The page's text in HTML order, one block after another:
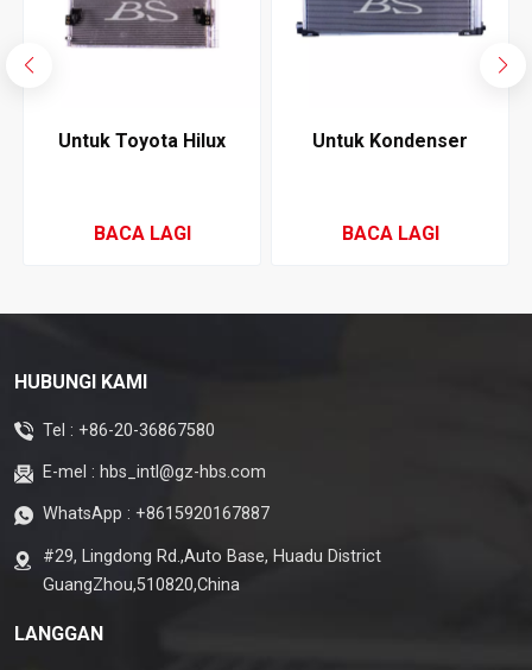
Untuk Toyota Hilux
Udara
BACA LAGI
Untuk Kondenser
BACA LAGI
HUBUNGI KAMI
Tel : +86-20-36867580
E-mel : hbs_intl@gz-hbs.com
WhatsApp : +8615920167887
#29, Lingdong Rd.,Auto Base, Huadu District
GuangZhou,510820,China
LANGGAN